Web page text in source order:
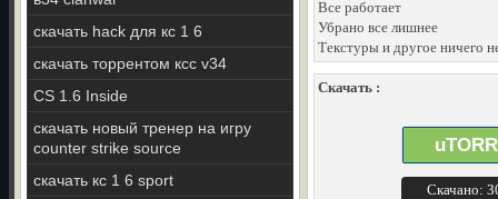
скачать hack для кс 1 6
скачать торрентом ксс v34
CS 1.6 Inside
скачать новый тренер на игру
counter strike source
скачать кс 1 6 sport
Все работает
Убрано все лишнее
Текстуры и другое ничего
Скачать :
Скачано: